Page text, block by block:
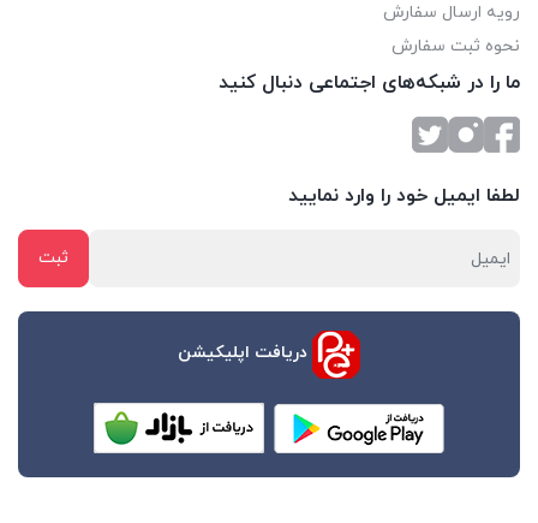
رویه ارسال سفارش
نحوه ثبت سفارش
ما را در شبکه‌های اجتماعی دنبال کنید
لطفا ایمیل خود را وارد نمایید
دریافت اپلیکیشن